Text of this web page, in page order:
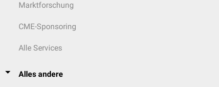
Marktforschung
CME-Sponsoring
Alle Services
Alles andere